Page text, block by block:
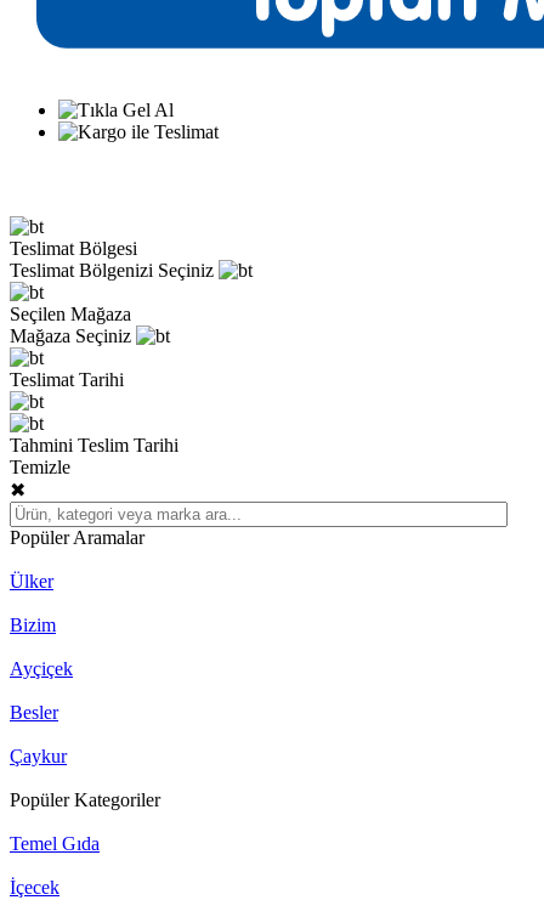
Teslimat Bölgesi
Teslimat Bölgenizi Seçiniz
Seçilen Mağaza
Mağaza Seçiniz
Teslimat Tarihi
Tahmini Teslim Tarihi
Temizle
✖
Popüler Aramalar
Ülker
Bizim
Ayçiçek
Besler
Çaykur
Popüler Kategoriler
Temel Gıda
İçecek